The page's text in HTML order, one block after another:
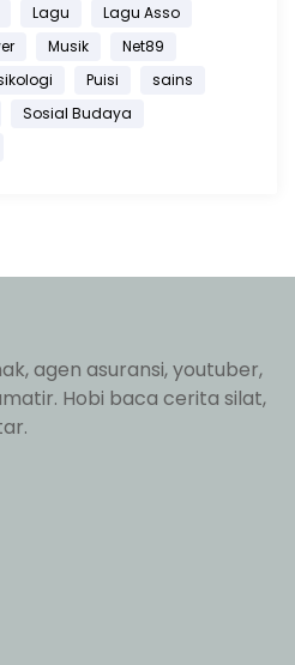
Lagu
Lagu Asso
Musik
Net89
Puisi
sains
Sosial Budaya
agen asuransi, youtuber,
Hobi baca cerita silat,